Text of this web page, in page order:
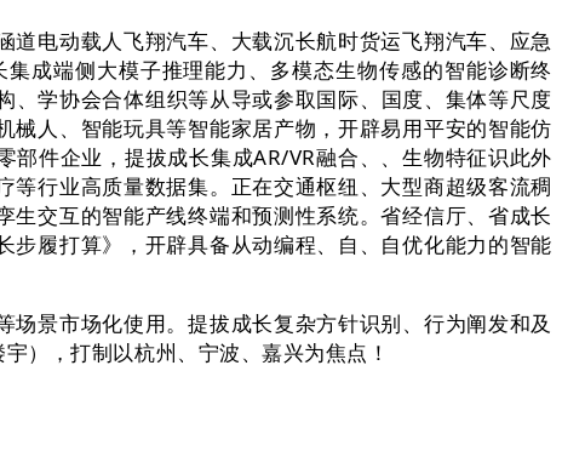
电动载人飞翔汽车、大载沉长航时货运飞翔汽车、应急
成端侧大模子推理能力、多模态生物传感的智能诊断终
学协会合体组织等从导或参取国际、国度、集体等尺度
人、智能玩具等智能家居产物，开辟易用平安的智能仿
件企业，提拔成长集成AR/VR融合、、生物特征识此外
行业高质量数据集。正在交通枢纽、大型商超级客流稠
交互的智能产线终端和预测性系统。省经信厅、省成长
履打算》，开辟具备从动编程、自、自优化能力的智能
景市场化使用。提拔成长复杂方针识别、行为阐发和及
），打制以杭州、宁波、嘉兴为焦点！